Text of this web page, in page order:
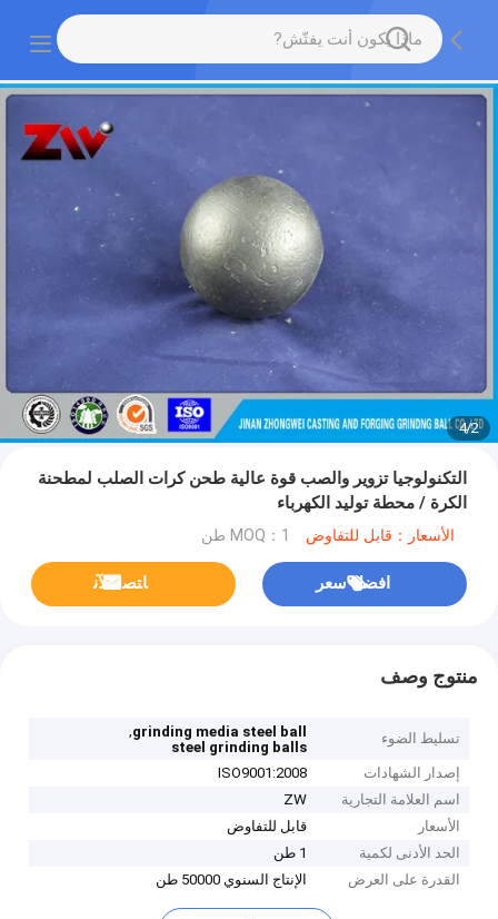
2
/
4
التكنولوجيا تزوير والصب قوة عالية طحن كرات الصلب لمطحنة
الكرة / محطة توليد الكهرباء
الأسعار：قابل للتفاوض MOQ：1 طن
افضل سعر ﺎﺘﺼﻟ ﺍﻶﻧ
منتوج وصف
تسليط الضوء grinding media steel ball
,
steel grinding balls
إصدار الشهادات
ISO9001:2008
اسم العلامة التجارية
ZW
الأسعار
قابل للتفاوض
الحد الأدنى لكمية
1 طن
القدرة على العرض
الإنتاج السنوي 50000 طن